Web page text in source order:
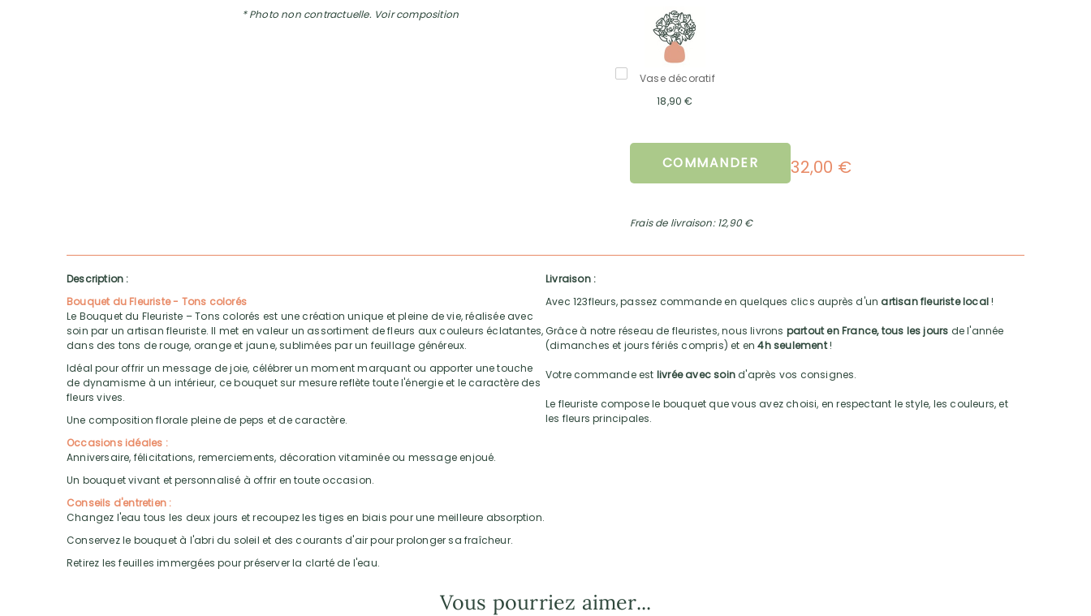
* Photo non contractuelle. Voir composition
Vase décoratif
18,90 €
COMMANDER 32,00 €
Frais de livraison: 12,90 €
Description :
Bouquet du Fleuriste - Tons colorés
Le Bouquet du Fleuriste – Tons colorés est une création unique et pleine de vie, réalisée avec
soin par un artisan fleuriste. Il met en valeur un assortiment de fleurs aux couleurs éclatantes,
dans des tons de rouge, orange et jaune, sublimées par un feuillage généreux.
Idéal pour offrir un message de joie, célébrer un moment marquant ou apporter une touche
de dynamisme à un intérieur, ce bouquet sur mesure reflète toute l'énergie et le caractère des
fleurs vives.
Une composition florale pleine de peps et de caractère.
Occasions idéales :
Anniversaire, félicitations, remerciements, décoration vitaminée ou message enjoué.
Un bouquet vivant et personnalisé à offrir en toute occasion.
Conseils d'entretien :
Changez l'eau tous les deux jours et recoupez les tiges en biais pour une meilleure absorption.
Conservez le bouquet à l'abri du soleil et des courants d'air pour prolonger sa fraîcheur.
Retirez les feuilles immergées pour préserver la clarté de l'eau.
Livraison :
Avec 123fleurs, passez commande en quelques clics auprès d'un artisan fleuriste local!
Grâce à notre réseau de fleuristes, nous livrons partout en France, tous les jours de l'année
(dimanches et jours fériés compris) et en4h seulement!
Votre commande est livrée avec soind'après vos consignes.
Le fleuriste compose le bouquet que vous avez choisi, en respectant le style, les couleurs, et
les fleurs principales.
Vous pourriez aimer...